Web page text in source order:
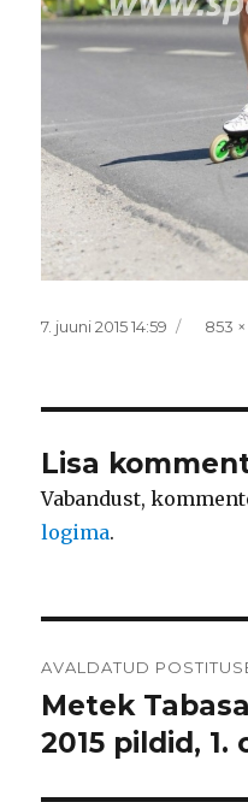
Postitatud
7. juuni 2015 14:59 853 ×
Lisa
Vabandust,
logima.
AVALDATUD
Metek
2015 pildid, 1.